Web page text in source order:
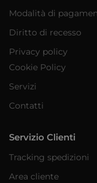
Modalità di
Diritto di recesso
Privacy policy
Cookie Policy
Servizi
Contatti
Servizio Clienti
Tracking spedizioni
Area cliente